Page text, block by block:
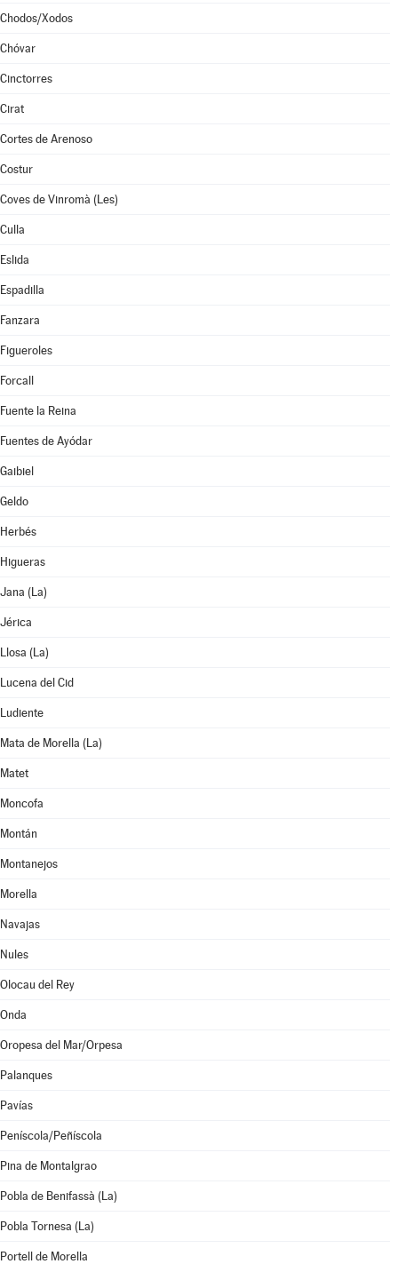
Chodos/Xodos
Chóvar
Cinctorres
Cirat
Cortes de Arenoso
Costur
Coves de Vinromà (Les)
Culla
Eslida
Espadilla
Fanzara
Figueroles
Forcall
Fuente la Reina
Fuentes de Ayódar
Gaibiel
Geldo
Herbés
Higueras
Jana (La)
Jérica
Llosa (La)
Lucena del Cid
Ludiente
Mata de Morella (La)
Matet
Moncofa
Montán
Montanejos
Morella
Navajas
Nules
Olocau del Rey
Onda
Oropesa del Mar/Orpesa
Palanques
Pavías
Peníscola/Peñíscola
Pina de Montalgrao
Pobla de Benifassà (La)
Pobla Tornesa (La)
Portell de Morella